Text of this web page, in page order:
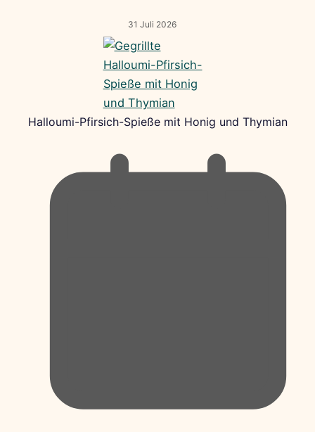
31 Juli 2026
Halloumi-Pfirsich-Spieße mit Honig und Thymian